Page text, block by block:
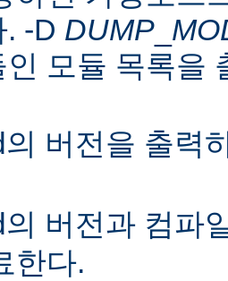
. -D DUMP
인 모듈 목록을
의 버전을 출력
의 버전과 컴파
한다.